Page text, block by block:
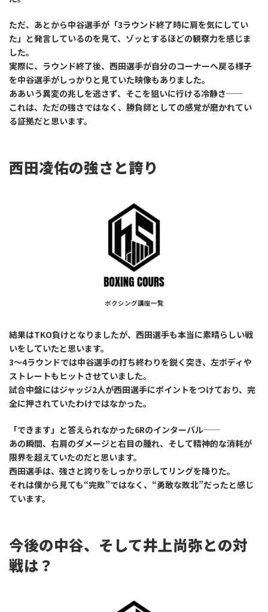
ただ、あとから中谷選手が「3ラウンド終了時に肩を気にしてい
た」と発言しているのを見て、ゾッとするほどの観察力を感じま
した。
実際に、ラウンド終了後、西田選手が自分のコーナーへ戻る様子
を中谷選手がしっかりと見ていた映像もありました。
ああいう異変の兆しを逃さず、そこを狙いに行ける冷静さ──
これは、ただの強さではなく、勝負師としての感覚が磨かれてい
る証拠だと思います。
西田凌佑の強さと誇り
ボクシング講座一覧
結果はTKO負けとなりましたが、西田選手も本当に素晴らしい戦
いをしていたと思います。
3〜4ラウンドでは中谷選手の打ち終わりを鋭く突き、左ボディや
ストレートもヒットさせていました。
試合中盤にはジャッジ2人が西田選手にポイントをつけており、完
全に押されていたわけではなかった。
「できます」と答えられなかった6Rのインターバル──
あの瞬間、右肩のダメージと右目の腫れ、そして精神的な消耗が
限界を超えていたのだと思います。
西田選手は、強さと誇りをしっかり示してリングを降りた。
それは僕から見ても“完敗”ではなく、“勇敢な敗北”だったと感じ
ています。
今後の中谷、そして井上尚弥との対
戦は？